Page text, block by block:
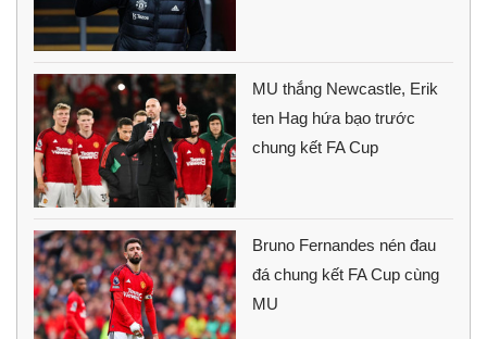
MU thắng Newcastle, Erik
ten Hag hứa bạo trước
chung kết FA Cup
Bruno Fernandes nén đau
đá chung kết FA Cup cùng
MU